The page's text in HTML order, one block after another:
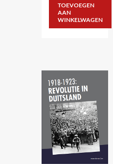
TOEVOEGEN
AAN
WINKELWAGEN